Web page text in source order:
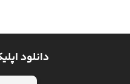
دانلود